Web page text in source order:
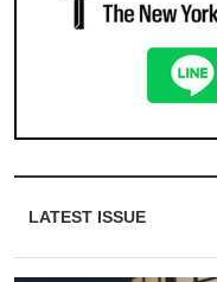
LATEST ISSUE